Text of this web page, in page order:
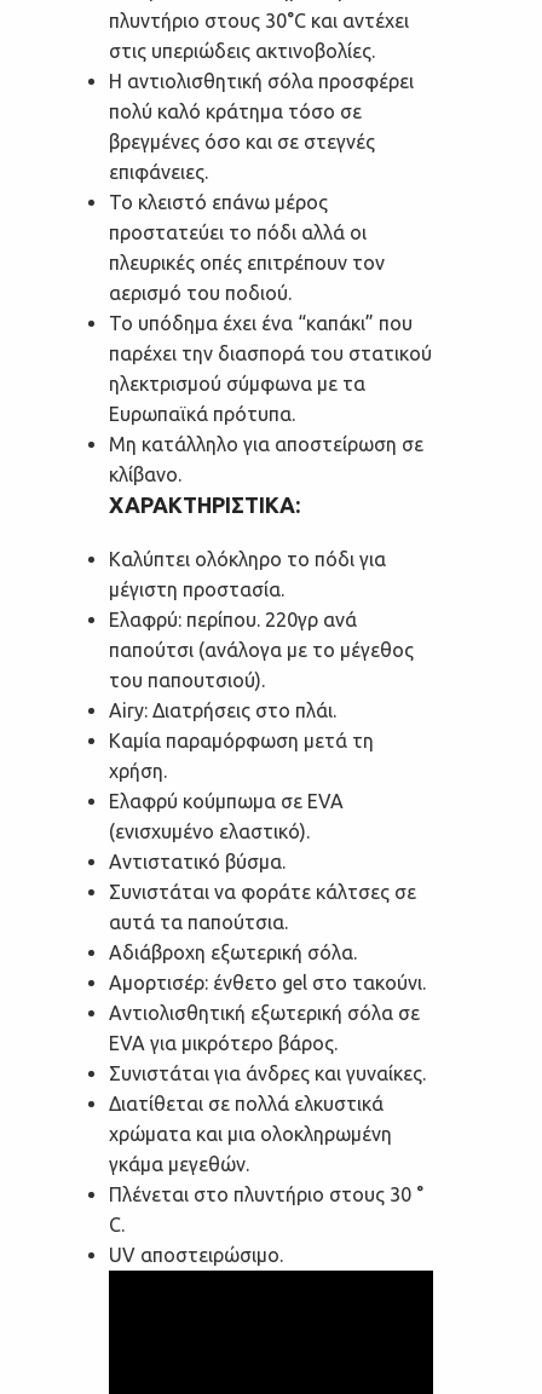
πλυντήριο στους 30°C και αντέχει
στις υπεριώδεις ακτινοβολίες.
Η αντιολισθητική σόλα προσφέρει
πολύ καλό κράτημα τόσο σε
βρεγμένες όσο και σε στεγνές
επιφάνειες.
Το κλειστό επάνω μέρος
προστατεύει το πόδι αλλά οι
πλευρικές οπές επιτρέπουν τον
αερισμό του ποδιού.
Το υπόδημα έχει ένα “καπάκι” που
παρέχει την διασπορά του στατικού
ηλεκτρισμού σύμφωνα με τα
Ευρωπαϊκά πρότυπα.
Μη κατάλληλο για αποστείρωση σε
κλίβανο.
ΧΑΡΑΚΤΗΡΙΣΤΙΚΑ:
Καλύπτει ολόκληρο το πόδι για
μέγιστη προστασία.
Ελαφρύ: περίπου. 220γρ ανά
παπούτσι (ανάλογα με το μέγεθος
του παπουτσιού).
Airy: Διατρήσεις στο πλάι.
Καμία παραμόρφωση μετά τη
χρήση.
Ελαφρύ κούμπωμα σε EVA
(ενισχυμένο ελαστικό).
Αντιστατικό βύσμα.
Συνιστάται να φοράτε κάλτσες σε
αυτά τα παπούτσια.
Αδιάβροχη εξωτερική σόλα.
Αμορτισέρ: ένθετο gel στο τακούνι.
Αντιολισθητική εξωτερική σόλα σε
EVA για μικρότερο βάρος.
Συνιστάται για άνδρες και γυναίκες.
Διατίθεται σε πολλά ελκυστικά
χρώματα και μια ολοκληρωμένη
γκάμα μεγεθών.
Πλένεται στο πλυντήριο στους 30 °
C.
UV αποστειρώσιμο.